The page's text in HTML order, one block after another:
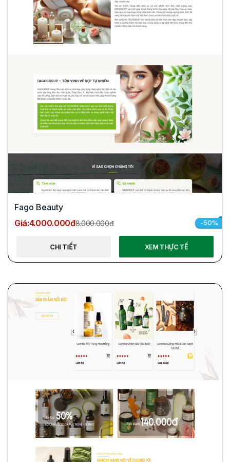
Fago Beauty
Giá:4.000.000đ8.000.000đ -50%
CHI TIẾT XEM THỰC TẾ